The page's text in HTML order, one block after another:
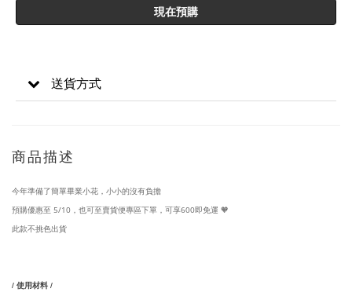
現在預購
送貨方式
商品描述
今年準備了簡單畢業小花，小小的沒有負擔
預購優惠至 5/10，也可至賣貨便專區下單，可享600即免運 🧡
此款不挑色出貨
/ 使用材料 /